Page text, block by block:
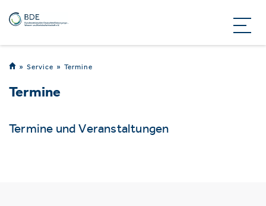
Service Termine
Termine
Termine und Veranstaltungen